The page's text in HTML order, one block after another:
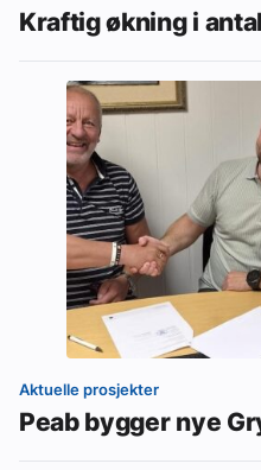
Kraftig økning i
Aktuelle prosjekter
Peab bygger nye